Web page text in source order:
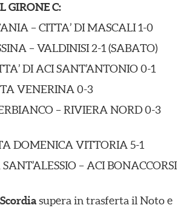
GIRONE C:
– CITTA’ DI MASCALI 1-0
– VALDINISI 2-1 (SABATO)
DI ACI SANT’ANTONIO 0-1
VENERINA 0-3
– RIVIERA NORD 0-3
DOMENICA VITTORIA 5-1
– ACI BONACCORSI
Scordiasupera in trasferta il Noto e